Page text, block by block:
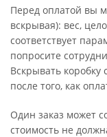
Перед оплатой вы
вскрывая): вес,
соответствует
попросите
Вскрывать коробку
после того, как
Один заказ может
стоимость не